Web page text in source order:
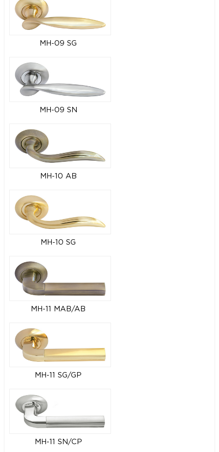
MH-09 SG
MH-09 SN
MH-10 AB
MH-10 SG
MH-11 MAB/AB
MH-11 SG/GP
MH-11 SN/CP